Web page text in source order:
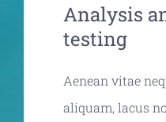
Analysis
testing
Aenean vitae
aliquam, lacus